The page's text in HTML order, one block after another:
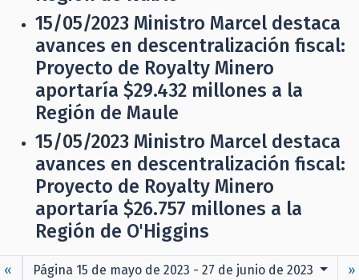
15/05/2023 Ministro Marcel destaca
avances en descentralización fiscal:
Proyecto de Royalty Minero
aportaría $29.432 millones a la
Región de Maule
15/05/2023 Ministro Marcel destaca
avances en descentralización fiscal:
Proyecto de Royalty Minero
aportaría $26.757 millones a la
Región de O'Higgins
« Página 15 de mayo de 2023 - 27 de junio de 2023 »